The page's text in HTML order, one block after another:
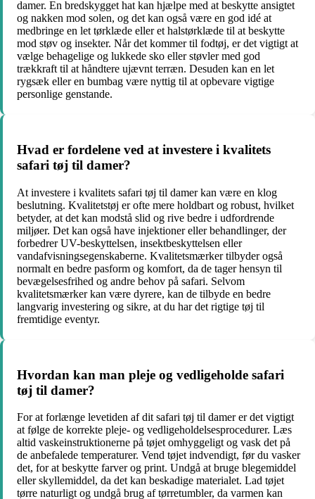
damer. En bredskygget hat kan hjælpe med at beskytte ansigtet
og nakken mod solen, og det kan også være en god idé at
medbringe en let tørklæde eller et halstørklæde til at beskytte
mod støv og insekter. Når det kommer til fodtøj, er det vigtigt at
vælge behagelige og lukkede sko eller støvler med god
trækkraft til at håndtere ujævnt terræn. Desuden kan en let
rygsæk eller en bumbag være nyttig til at opbevare vigtige
personlige genstande.
Hvad er fordelene ved at investere i kvalitets
safari tøj til damer?
At investere i kvalitets safari tøj til damer kan være en klog
beslutning. Kvalitetstøj er ofte mere holdbart og robust, hvilket
betyder, at det kan modstå slid og rive bedre i udfordrende
miljøer. Det kan også have injektioner eller behandlinger, der
forbedrer UV-beskyttelsen, insektbeskyttelsen eller
vandafvisningsegenskaberne. Kvalitetsmærker tilbyder også
normalt en bedre pasform og komfort, da de tager hensyn til
bevægelsesfrihed og andre behov på safari. Selvom
kvalitetsmærker kan være dyrere, kan de tilbyde en bedre
langvarig investering og sikre, at du har det rigtige tøj til
fremtidige eventyr.
Hvordan kan man pleje og vedligeholde safari
tøj til damer?
For at forlænge levetiden af dit safari tøj til damer er det vigtigt
at følge de korrekte pleje- og vedligeholdelsesprocedurer. Læs
altid vaskeinstruktionerne på tøjet omhyggeligt og vask det på
de anbefalede temperaturer. Vend tøjet indvendigt, før du vasker
det, for at beskytte farver og print. Undgå at bruge blegemiddel
eller skyllemiddel, da det kan beskadige materialet. Lad tøjet
tørre naturligt og undgå brug af tørretumbler, da varmen kan